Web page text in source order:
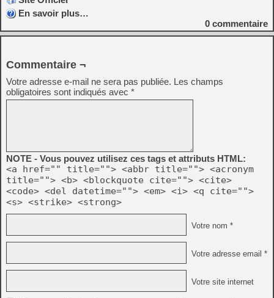
En savoir plus…
0 commentaire
Commentaire ¬
Votre adresse e-mail ne sera pas publiée. Les champs
obligatoires sont indiqués avec *
NOTE - Vous pouvez utilisez ces tags et attributs HTML:
<a href="" title=""> <abbr title=""> <acronym
title=""> <b> <blockquote cite=""> <cite>
<code> <del datetime=""> <em> <i> <q cite="">
<s> <strike> <strong>
Votre nom *
Votre adresse email *
Votre site internet